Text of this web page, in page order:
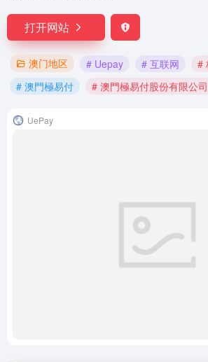
打开网站
澳门地区 # Uepay # 互联网 #
# 澳門極易付
# 澳門極易付股份有限公司
UePay